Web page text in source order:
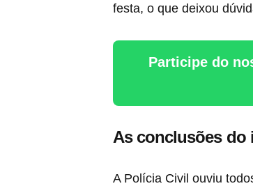
festa, o que deixou
Participe do
As conclusões do
A Polícia Civil ouviu